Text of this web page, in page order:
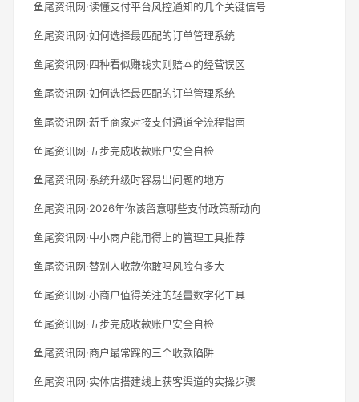
鱼尾资讯网·读懂支付平台风控通知的几个关键信号
鱼尾资讯网·如何选择最匹配的订单管理系统
鱼尾资讯网·四种看似赚钱实则赔本的经营误区
鱼尾资讯网·如何选择最匹配的订单管理系统
鱼尾资讯网·新手商家对接支付通道全流程指南
鱼尾资讯网·五步完成收款账户安全自检
鱼尾资讯网·系统升级时容易出问题的地方
鱼尾资讯网·2026年你该留意哪些支付政策新动向
鱼尾资讯网·中小商户能用得上的管理工具推荐
鱼尾资讯网·替别人收款你敢吗风险有多大
鱼尾资讯网·小商户值得关注的轻量数字化工具
鱼尾资讯网·五步完成收款账户安全自检
鱼尾资讯网·商户最常踩的三个收款陷阱
鱼尾资讯网·实体店搭建线上获客渠道的实操步骤